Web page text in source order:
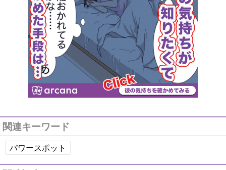
関連キーワード
パワースポット